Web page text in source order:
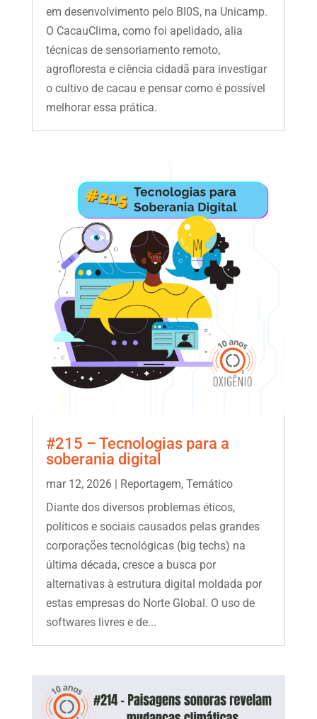
em desenvolvimento pelo BI0S, na Unicamp.
O CacauClima, como foi apelidado, alia
técnicas de sensoriamento remoto,
agrofloresta e ciência cidadã para investigar
o cultivo de cacau e pensar como é possível
melhorar essa prática.
#215 – Tecnologias para a
soberania digital
mar 12, 2026| Reportagem, Temático
Diante dos diversos problemas éticos,
políticos e sociais causados pelas grandes
corporações tecnológicas (big techs) na
última década, cresce a busca por
alternativas à estrutura digital moldada por
estas empresas do Norte Global. O uso de
softwares livres e de...